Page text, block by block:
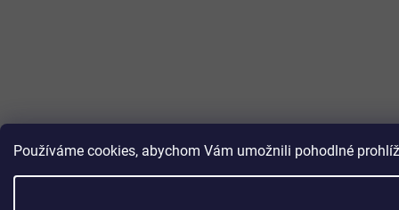
Používáme cookies, abychom Vám umožnili pohodlné